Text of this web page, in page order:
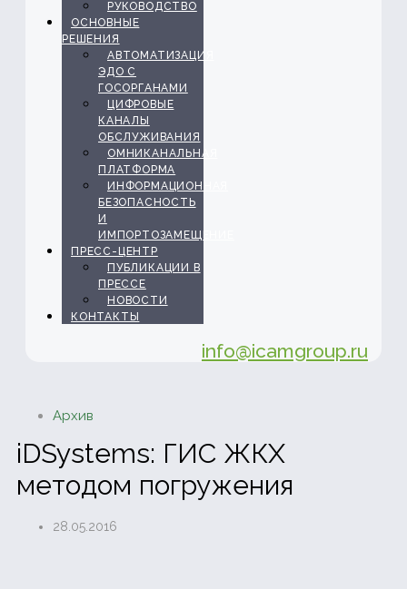
РУКОВОДСТВО
ОСНОВНЫЕ
РЕШЕНИЯ
АВТОМАТИЗАЦИЯ
ЭДО С
ГОСОРГАНАМИ
ЦИФРОВЫЕ
КАНАЛЫ
ОБСЛУЖИВАНИЯ
ОМНИКАНАЛЬНАЯ
ПЛАТФОРМА
ИНФОРМАЦИОННАЯ
БЕЗОПАСНОСТЬ
И
ИМПОРТОЗАМЕЩЕНИЕ
ПРЕСС-ЦЕНТР
ПУБЛИКАЦИИ В
ПРЕССЕ
НОВОСТИ
КОНТАКТЫ
info@icamgroup.ru
Архив
iDSystems: ГИС ЖКХ
методом погружения
28.05.2016